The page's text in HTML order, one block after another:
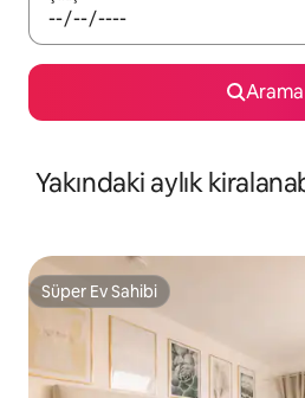
Arama
Yakındaki aylık
Süper Ev Sahibi
Süper Ev Sahibi